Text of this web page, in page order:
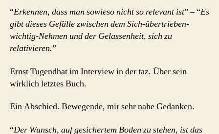
Gewissheiten
“Erkennen, dass man sowieso nicht so relevant ist” – “Es
gibt dieses Gefälle zwischen dem Sich-übertrieben-
wichtig-Nehmen und der Gelassenheit, sich zu
relativieren.”
Ernst Tugendhat im Interview in der taz. Über sein
wirklich letztes Buch.
Ein Abschied. Bewegende, mir sehr nahe Gedanken.
“Der Wunsch, auf gesichertem Boden zu stehen, ist das